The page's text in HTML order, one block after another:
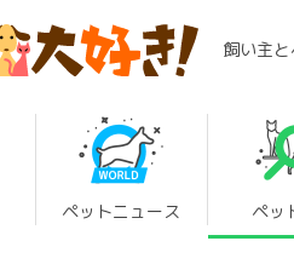
飼い主
ペットニュース ペッ